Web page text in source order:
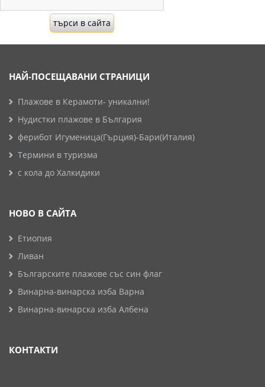
НАЙ-ПОСЕЩАВАНИ СТРАНИЦИ
Плажове в Керамоти- уникални!
Нудистки плажове в България
ферибот Игуменица(Гърция)-Бари(Италия)
Термини в туризма
с кола до Халкидики
НОВО В САЙТА
Етиопия
Ливан
Българските плажове със син флаг
Винарна-винарска изба Варна
Винарна-винарска изба Албена
КОНТАКТИ